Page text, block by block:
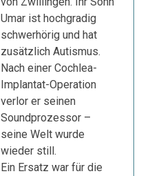
Umar ist hochgradig
schwerhörig und hat
zusätzlich Autismus.
Nach einer Cochlea-
Implantat-Operation
verlor er seinen
Soundprozessor –
seine Welt wurde
wieder still.
Ein Ersatz war für die